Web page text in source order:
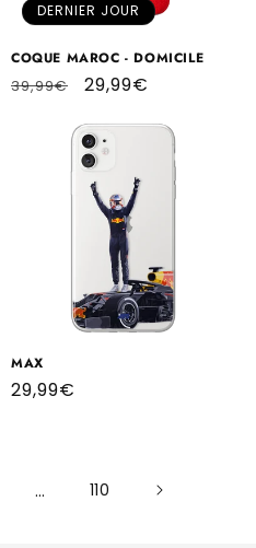
DERNIER JOUR
COQUE MAROC - DOMICILE
Prix
39,99€
Prix
29,99€
MAX
Prix
29,99€
… 110